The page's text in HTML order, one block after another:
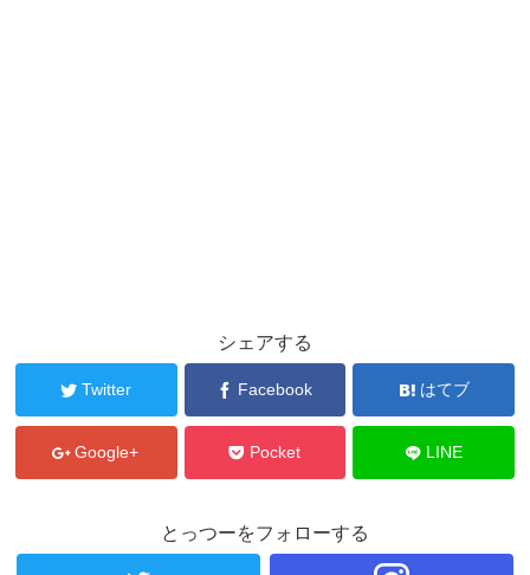
シェアする
Twitter Facebook はてブ
Google+ Pocket LINE
とっつーをフォローする